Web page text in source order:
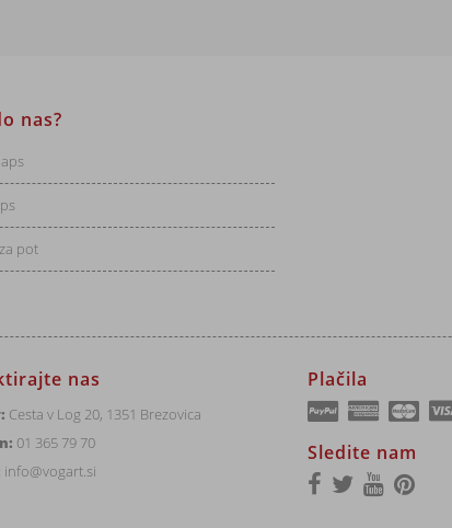
nas?
pot
nas
Cesta v Log 20, 1351 Brezovica
01 365 79 70
info@vogart.si
Plačila
Sledite nam